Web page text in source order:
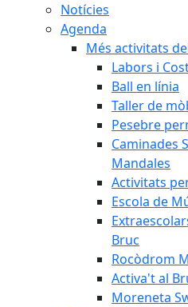
Notícies
Agenda
Més activitats
Labors i
Ball en línia
Taller de
Pesebre
Caminades
Mandales
Activitats
Escola de
Bruc
Rocòdrom
Activa't al
Moreneta